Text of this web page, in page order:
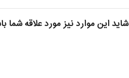
شاید این موارد نیز مورد علاقه شما